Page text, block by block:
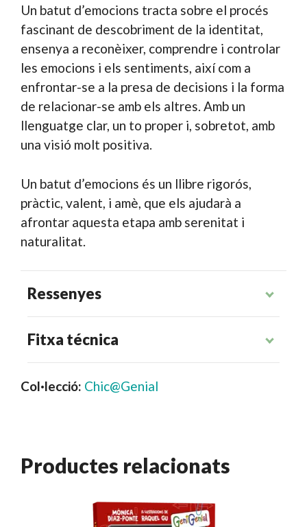
Un batut d’emocions tracta sobre el procés
fascinant de descobriment de la identitat,
ensenya a reconèixer, comprendre i controlar
les emocions i els sentiments, així com a
enfrontar-se a la presa de decisions i la forma
de relacionar-se amb els altres. Amb un
llenguatge clar, un to proper i, sobretot, amb
una visió molt positiva.
Un batut d’emocions és un llibre rigorós,
pràctic, valent, i amè, que els ajudarà a
afrontar aquesta etapa amb serenitat i
naturalitat.
Ressenyes
Fitxa técnica
Col·lecció: Chic@Genial
Productes relacionats